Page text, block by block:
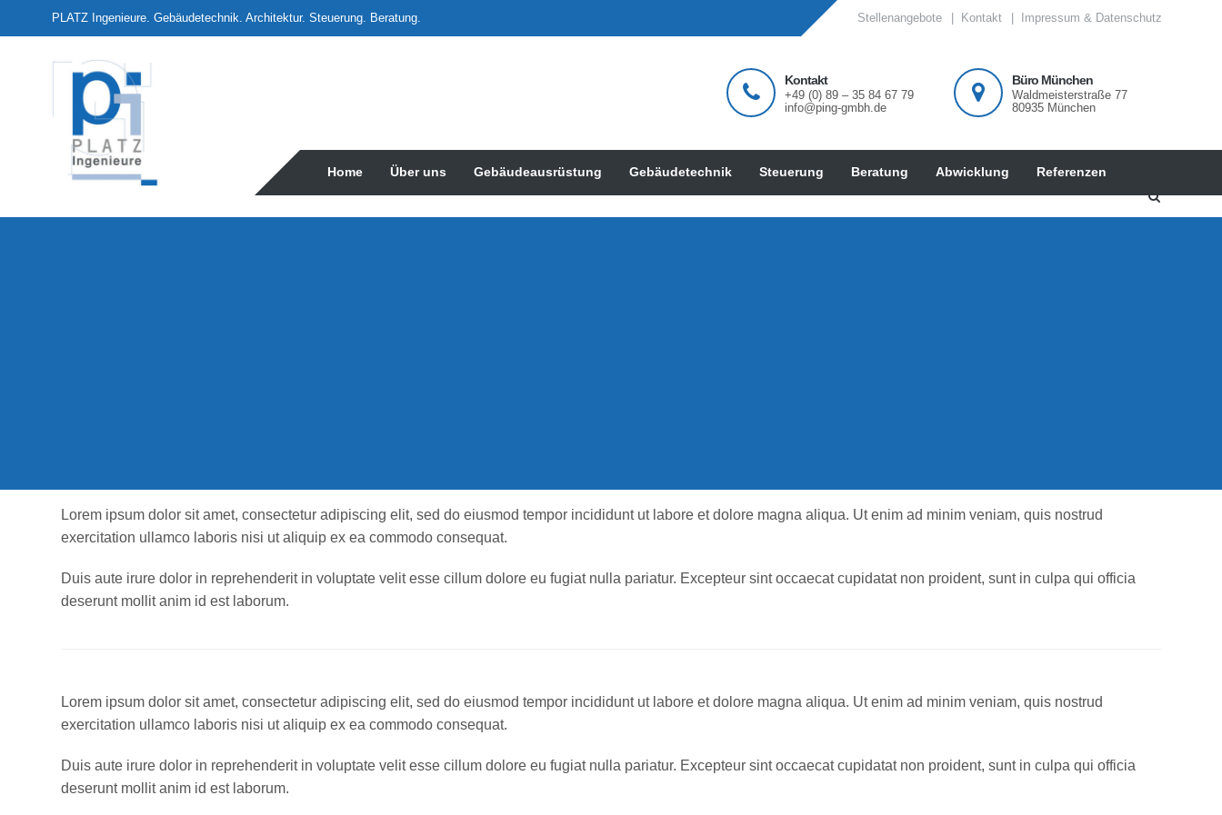
PLATZ Ingenieure. Gebäudetechnik. Architektur. Steuerung. Beratung. Stellenangebote Kontakt Impressum & Datenschutz
Kontakt
+49 (0) 89 – 35 84 67 79
info@ping-gmbh.de
Büro München
Waldmeisterstraße 77
80935 München
Home Über uns Gebäudeausrüstung Gebäudetechnik Steuerung Beratung Abwicklung Referenzen
Lorem ipsum dolor sit amet, consectetur adipiscing elit, sed do eiusmod tempor incididunt ut labore et dolore magna aliqua. Ut enim ad minim veniam, quis nostrud
exercitation ullamco laboris nisi ut aliquip ex ea commodo consequat.
Duis aute irure dolor in reprehenderit in voluptate velit esse cillum dolore eu fugiat nulla pariatur. Excepteur sint occaecat cupidatat non proident, sunt in culpa qui officia
deserunt mollit anim id est laborum.
Lorem ipsum dolor sit amet, consectetur adipiscing elit, sed do eiusmod tempor incididunt ut labore et dolore magna aliqua. Ut enim ad minim veniam, quis nostrud
exercitation ullamco laboris nisi ut aliquip ex ea commodo consequat.
Duis aute irure dolor in reprehenderit in voluptate velit esse cillum dolore eu fugiat nulla pariatur. Excepteur sint occaecat cupidatat non proident, sunt in culpa qui officia
deserunt mollit anim id est laborum.
Steuerung